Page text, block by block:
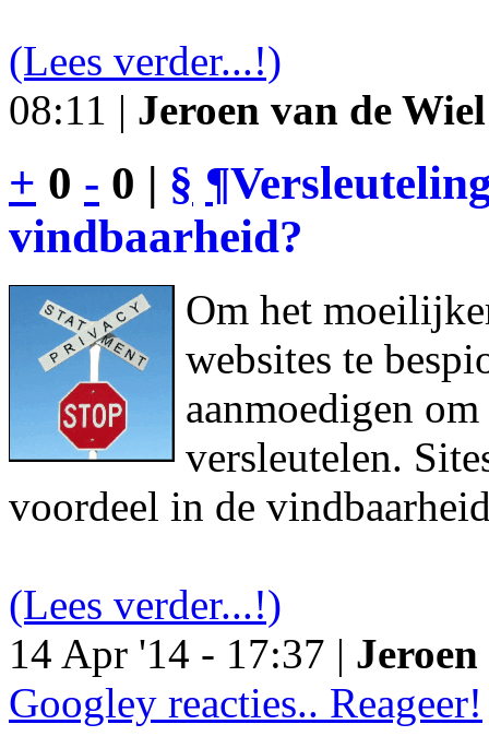
(Lees verder...!)
08:11 | Jeroen van de Wiel
+ 0 - 0 | § ¶
vindbaarheid?
Om het
websites te
aanmoedigen
versleutelen.
voordeel in de
(Lees verder...!)
14 Apr '14 - 17:37 |
Googley reacties.. Reageer!